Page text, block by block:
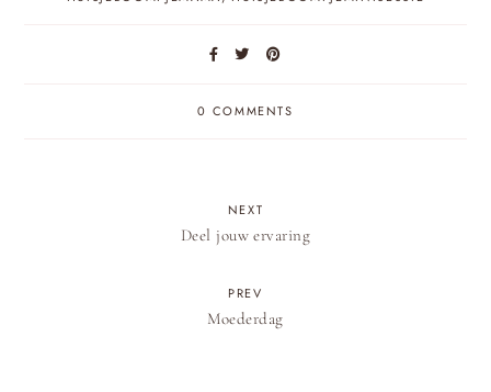
0 COMMENTS
NEXT
Deel jouw ervaring
PREV
Moederdag